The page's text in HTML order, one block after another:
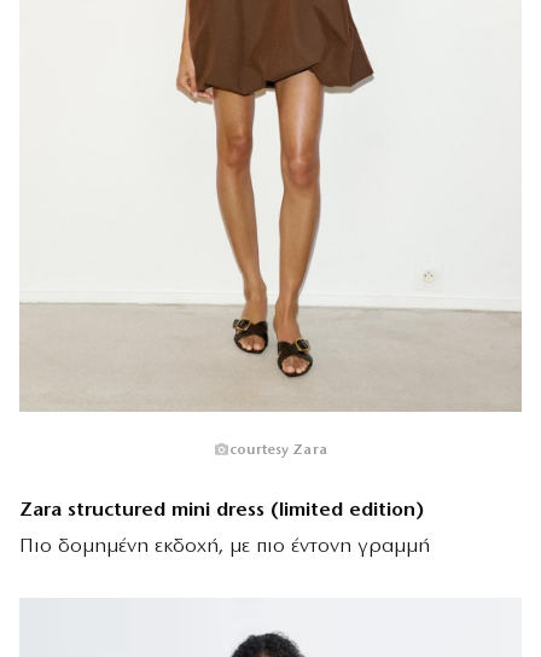
courtesy Zara
Zara structured mini dress (limited edition)
Πιο δομημένη εκδοχή, με πιο έντονη γραμμή